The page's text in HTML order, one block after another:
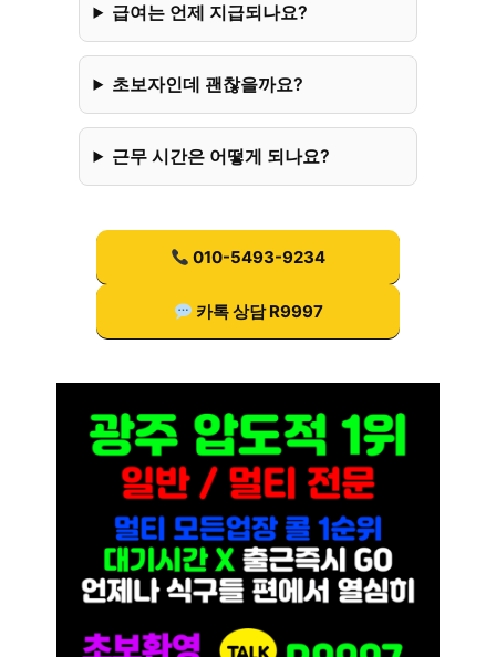
급여는 언제 지급되나요?
초보자인데 괜찮을까요?
근무 시간은 어떻게 되나요?
010-5493-9234
카톡 상담 R9997